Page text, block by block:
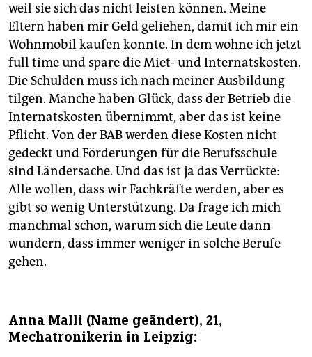
weil sie sich das nicht leisten können. Meine
Eltern haben mir Geld geliehen, damit ich mir ein
Wohnmobil kaufen konnte. In dem wohne ich jetzt
full time und spare die Miet- und Internatskosten.
Die Schulden muss ich nach meiner Ausbildung
tilgen. Manche haben Glück, dass der Betrieb die
Internatskosten übernimmt, aber das ist keine
Pflicht. Von der BAB werden diese Kosten nicht
gedeckt und Förderungen für die Berufsschule
sind Ländersache. Und das ist ja das Verrückte:
Alle wollen, dass wir Fachkräfte werden, aber es
gibt so wenig Unterstützung. Da frage ich mich
manchmal schon, warum sich die Leute dann
wundern, dass immer weniger in solche Berufe
gehen.
Anna Malli (Name geändert), 21,
Mechatronikerin in Leipzig: